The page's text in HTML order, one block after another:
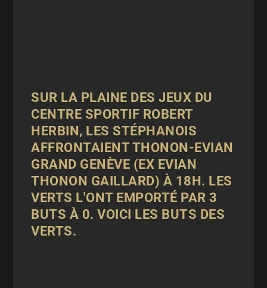
SUR LA PLAINE DES JEUX DU
CENTRE SPORTIF ROBERT
HERBIN, LES STÉPHANOIS
AFFRONTAIENT THONON-EVIAN
GRAND GENÈVE (EX EVIAN
THONON GAILLARD) À 18H. LES
VERTS L'ONT EMPORTÉ PAR 3
BUTS À 0. VOICI LES BUTS DES
VERTS.